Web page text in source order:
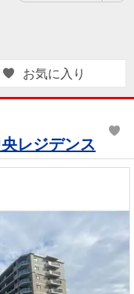
築・
中古
建て
を探
探す
却
相
案内（関
西）
Way
ニュース
閉じる
お気に入り
レジデンス